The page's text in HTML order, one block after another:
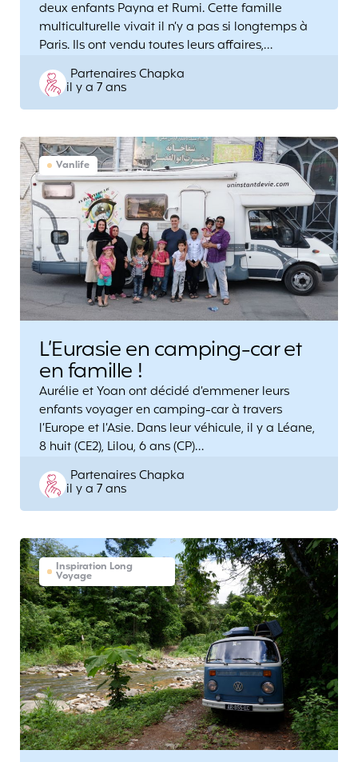
deux enfants Payna et Rumi. Cette famille
multiculturelle vivait il n’y a pas si longtemps à
Paris. Ils ont vendu toutes leurs affaires,…
Posted
by
Partenaires Chapka
il y a 7 ans
Vanlife
L’Eurasie en camping-car et
en famille !
Aurélie et Yoan ont décidé d’emmener leurs
enfants voyager en camping-car à travers
l’Europe et l’Asie. Dans leur véhicule, il y a Léane,
8 huit (CE2), Lilou, 6 ans (CP)…
Posted
by
Partenaires Chapka
il y a 7 ans
Inspiration Long
Voyage